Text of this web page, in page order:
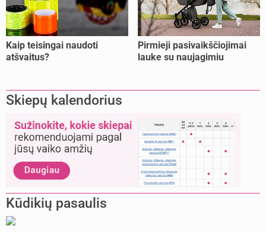
Kaip teisingai naudoti
atšvaitus?
Pirmieji pasivaikščiojimai
lauke su naujagimiu
Skiepų kalendorius
Kūdikių pasaulis